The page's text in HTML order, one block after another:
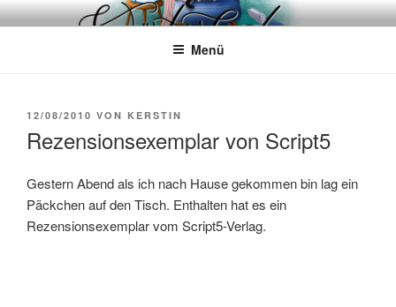
Zum
InhaltWÖRTERKATZE
Von Büchern erzählen
Menü
VERÖFFENTLICHT
12/08/2010 VON KERSTIN
Rezensionsexemplar von Script5
Gestern Abend als ich nach Hause gekommen bin lag ein
Päckchen auf den Tisch. Enthalten hat es ein
Rezensionsexemplar vom Script5-Verlag.